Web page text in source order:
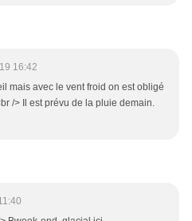
16:42
mais avec le vent froid on est obligé
/> Il est prévu de la pluie demain.